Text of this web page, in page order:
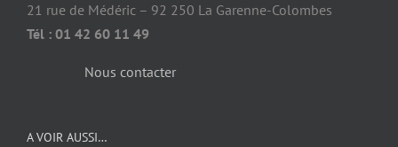
21 rue de Médéric – 92 250 La Garenne-Colombes
Tél : 01 42 60 11 49
Nous contacter
A VOIR AUSSI…